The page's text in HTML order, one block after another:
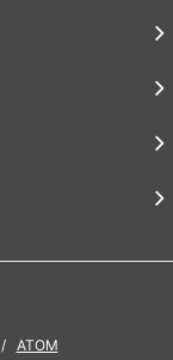
/ ATOM